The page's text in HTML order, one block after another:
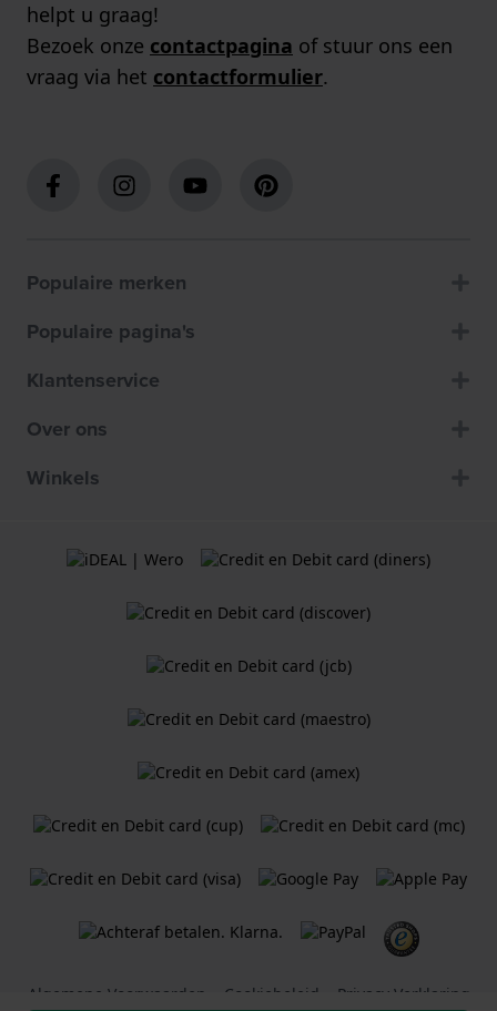
helpt u graag!
Bezoek onze contactpagina of stuur ons een
vraag via het contactformulier.
Populaire merken
Populaire pagina's
Klantenservice
Over ons
Winkels
Algemene Voorwaarden Cookiebeleid Privacy Verklaring